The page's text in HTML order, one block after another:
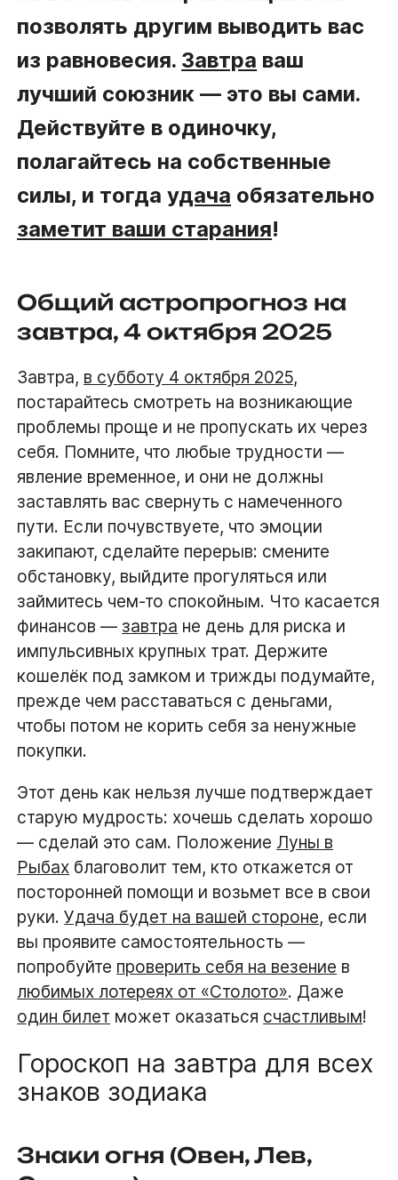
позволять другим выводить вас
из равновесия. Завтра ваш
лучший союзник — это вы сами.
Действуйте в одиночку,
полагайтесь на собственные
силы, и тогдаудача обязательно
заметит ваши старания!
Общий астропрогноз на
завтра, 4 октября 2025
Завтра, в субботу 4 октября 2025,
постарайтесь смотреть на возникающие
проблемы проще и не пропускать их через
себя. Помните, что любые трудности —
явление временное, и они не должны
заставлять вас свернуть с намеченного
пути. Если почувствуете, что эмоции
закипают, сделайте перерыв: смените
обстановку, выйдите прогуляться или
займитесь чем-то спокойным. Что касается
финансов — завтра не день для риска и
импульсивных крупных трат. Держите
кошелёк под замком и трижды подумайте,
прежде чем расставаться с деньгами,
чтобы потом не корить себя за ненужные
покупки.
Этот день как нельзя лучше подтверждает
старую мудрость: хочешь сделать хорошо
— сделай это сам. Положение Луны в
Рыбах благоволит тем, кто откажется от
посторонней помощи и возьмет все в свои
руки.Удача будет на вашей стороне, если
вы проявите самостоятельность —
попробуйте проверить себя на везение в
любимых лотереях от «Столото». Даже
один билет может оказаться счастливым!
Гороскоп на завтра для всех
знаков зодиака
Знаки огня (Овен, Лев,